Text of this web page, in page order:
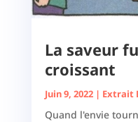
La saveur
croissant
Juin 9, 2022| Extrait
Quand l'envie